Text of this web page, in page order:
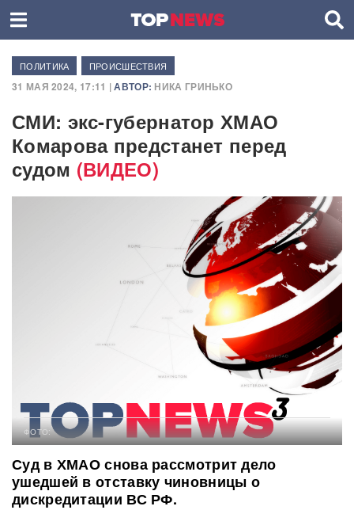
ПОЛИТИКА ПРОИСШЕСТВИЯ
31 МАЯ 2024, 17:11 |АВТОР: НИКА ГРИНЬКО
СМИ: экс-губернатор ХМАО
Комарова предстанет перед
судом (ВИДЕО)
ФОТО:
Суд в ХМАО снова рассмотрит дело
ушедшей в отставку чиновницы о
дискредитации ВС РФ.